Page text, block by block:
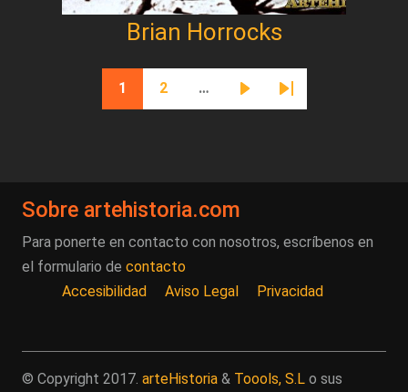
Brian Horrocks
Paginación
Página actual
1
Página
2 …
Siguiente página
Última página
Sobre artehistoria.com
Para ponerte en contacto con nosotros, escríbenos en
el formulario de contacto
Accesibilidad
Aviso Legal Privacidad
© Copyright 2017. arteHistoria & Toools, S.L o sus